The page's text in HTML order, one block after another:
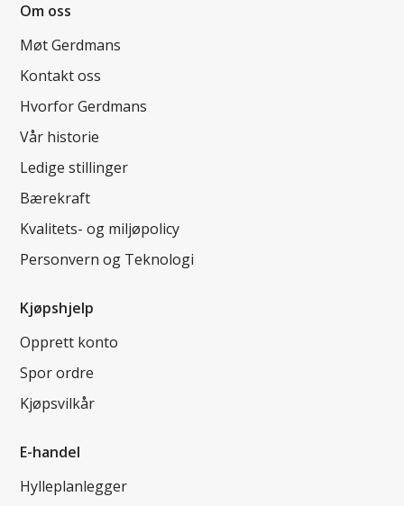
Om oss
Møt Gerdmans
Kontakt oss
Hvorfor Gerdmans
Vår historie
Ledige stillinger
Bærekraft
Kvalitets- og miljøpolicy
Personvern og Teknologi
Kjøpshjelp
Opprett konto
Spor ordre
Kjøpsvilkår
E-handel
Hylleplanlegger